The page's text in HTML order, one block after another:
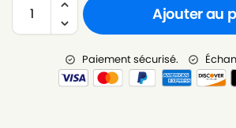
Ajouter au
Paiement sécurisé.